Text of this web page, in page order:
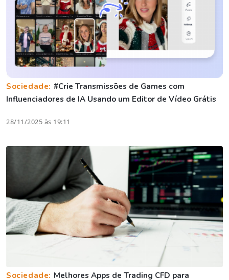
Sociedade: #Crie Transmissões de Games com
Influenciadores de IA Usando um Editor de Vídeo Grátis
28/11/2025 às 19:11
Sociedade: Melhores Apps de Trading CFD para